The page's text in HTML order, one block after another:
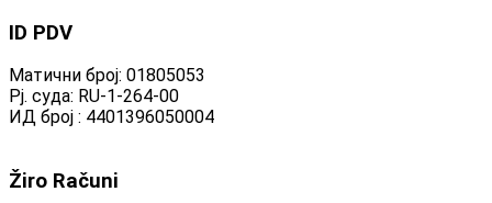
ID PDV
Матични број: 01805053
Рј. суда: RU-1-264-00
ИД број : 4401396050004
Žiro Računi